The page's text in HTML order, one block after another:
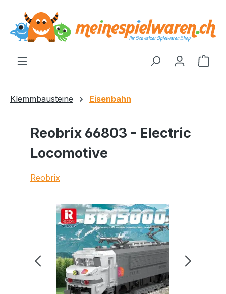
springen
Klemmbausteine Eisenbahn
Reobrix 66803 - Electric
Locomotive
Reobrix
Bildergalerie überspringen